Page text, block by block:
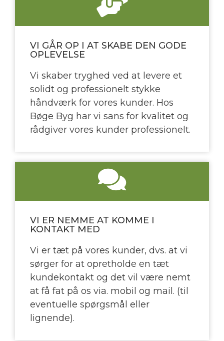
VI GÅR OP I AT SKABE DEN GODE
OPLEVELSE
Vi skaber tryghed ved at levere et
solidt og professionelt stykke
håndværk for vores kunder. Hos
Bøge Byg har vi sans for kvalitet og
rådgiver vores kunder professionelt.
VI ER NEMME AT KOMME I
KONTAKT MED
Vi er tæt på vores kunder, dvs. at vi
sørger for at opretholde en tæt
kundekontakt og det vil være nemt
at få fat på os via. mobil og mail. (til
eventuelle spørgsmål eller
lignende).